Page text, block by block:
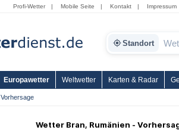
Profi-Wetter | Mobile Seite | Kontakt | Impressum
Standort
Europawetter Weltwetter Karten & Radar
Vorhersage
Wetter Bran, Rumänien -